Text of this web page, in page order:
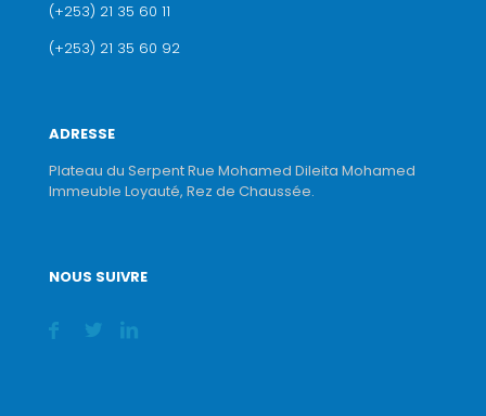
(+253) 21 35 60 11
(+253) 21 35 60 92
ADRESSE
Plateau du Serpent Rue Mohamed Dileita Mohamed
Immeuble Loyauté, Rez de Chaussée.
NOUS SUIVRE